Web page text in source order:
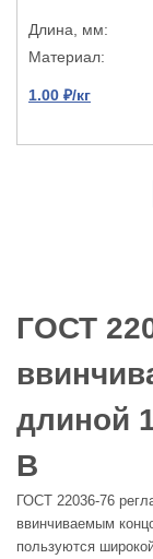
1.00 ₽/кг
ГОСТ
длиной
В
ГОСТ 22036-76
ввинчиваемым
пользуются